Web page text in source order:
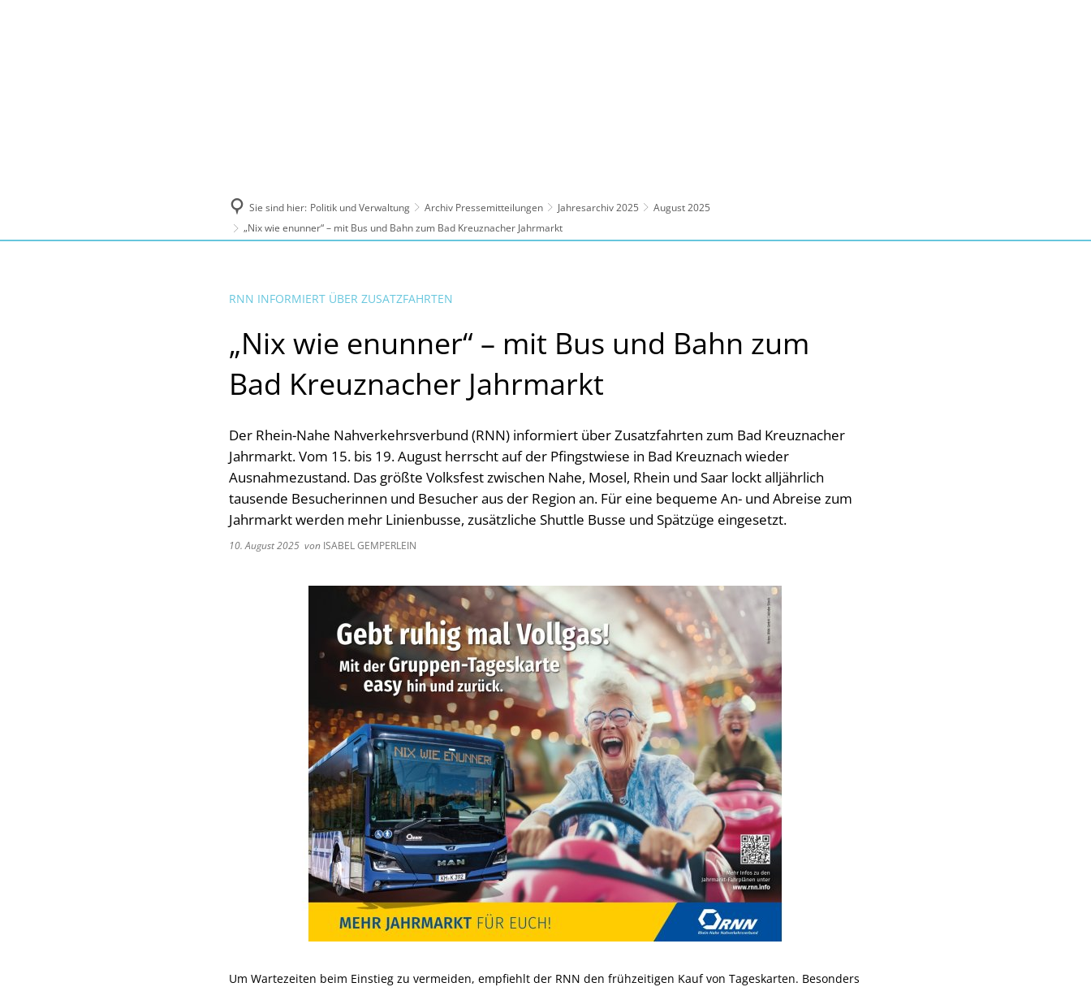
Sie sind hier: Politik und Verwaltung Archiv Pressemitteilungen Jahresarchiv 2025
August 2025
„Nix wie enunner“ – mit Bus und Bahn zum Bad Kreuznacher Jahrmarkt
RNN INFORMIERT ÜBER ZUSATZFAHRTEN
„Nix wie enunner“ – mit Bus und Bahn zum
Bad Kreuznacher Jahrmarkt
Der Rhein-Nahe Nahverkehrsverbund (RNN) informiert über Zusatzfahrten zum Bad Kreuznacher
Jahrmarkt. Vom 15. bis 19. August herrscht auf der Pfingstwiese in Bad Kreuznach wieder
Ausnahmezustand. Das größte Volksfest zwischen Nahe, Mosel, Rhein und Saar lockt alljährlich
tausende Besucherinnen und Besucher aus der Region an. Für eine bequeme An- und Abreise zum
Jahrmarkt werden mehr Linienbusse, zusätzliche Shuttle Busse und Spätzüge eingesetzt.
10. August 2025 von ISABEL GEMPERLEIN
Um Wartezeiten beim Einstieg zu vermeiden, empfiehlt der RNN den frühzeitigen Kauf von Tageskarten. Besonders